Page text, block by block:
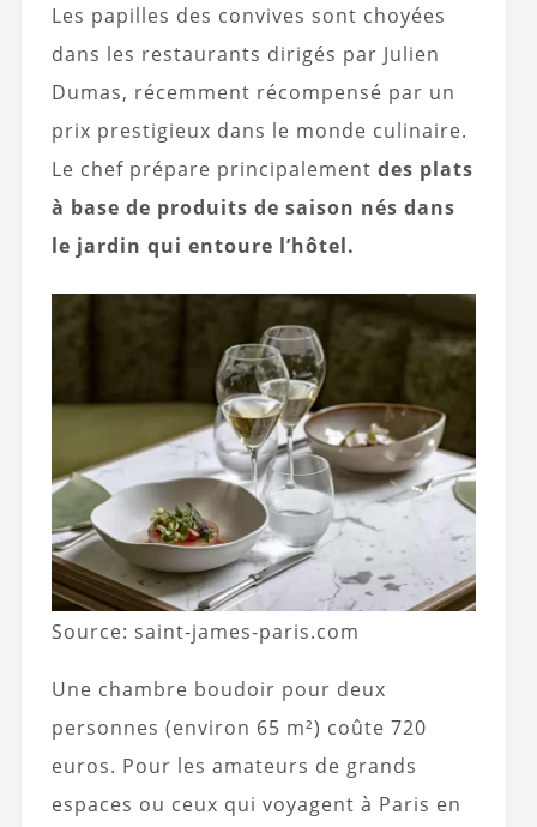
Les papilles des convives sont choyées
dans les restaurants dirigés par Julien
Dumas, récemment récompensé par un
prix prestigieux dans le monde culinaire.
Le chef prépare principalement des plats
à base de produits de saison nés dans
le jardin qui entoure l’hôtel.
Source: saint-james-paris.com
Une chambre boudoir pour deux
personnes (environ 65 m²) coûte 720
euros. Pour les amateurs de grands
espaces ou ceux qui voyagent à Paris en